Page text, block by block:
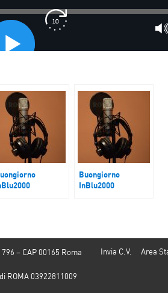
Buongiorno
InBlu2000
Invia C.V. Area
– CAP 00165 Roma
ROMA 03922811009